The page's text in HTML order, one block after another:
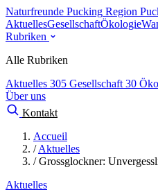
Naturfreunde Pucking Region
AktuellesGesellschaftÖkologie
Rubriken
Alle Rubriken
Aktuelles 305 Gesellschaft 30
Über uns
Kontakt
Accueil
/ Aktuelles
/ Grossglockner:
Aktuelles